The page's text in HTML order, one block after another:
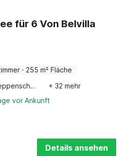
für 6 Von Belvilla
· 255 m² Fläche
Treppenschutzgitter
+ 32 mehr
vor Ankunft
Details ansehen